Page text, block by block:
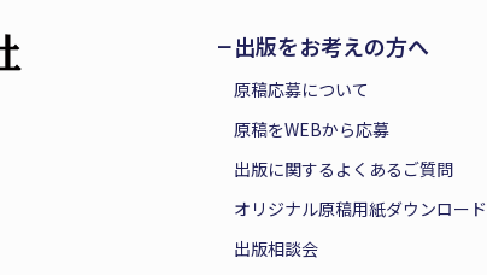
出版をお考えの方へ
原稿応募について
原稿をWEBから応募
出版に関するよくあるご質問
オリジナル原稿用紙ダウンロード
出版相談会